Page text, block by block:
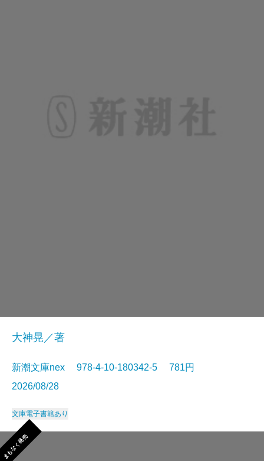
大神晃／著
新潮文庫nex 978-4-10-180342-5 781円
2026/08/28
文庫電子書籍あり
まもなく発売